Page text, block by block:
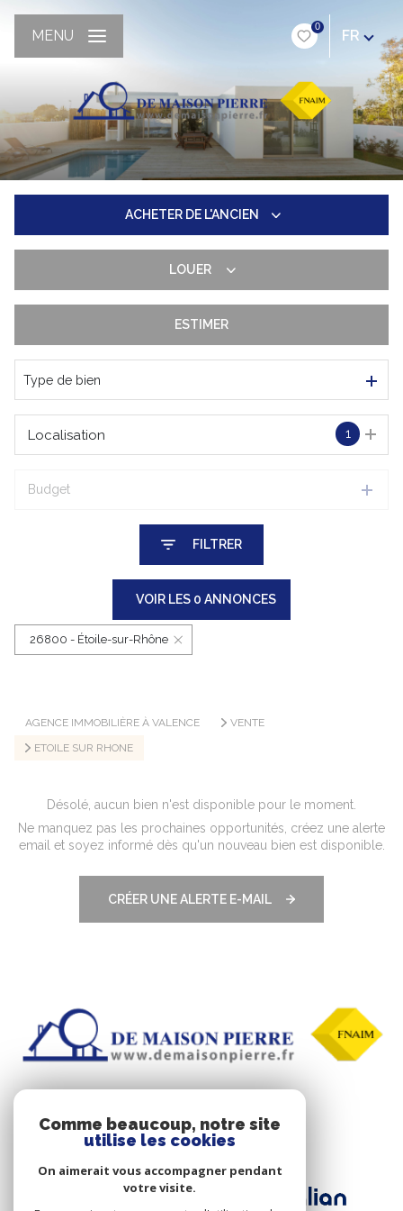
0
FR
MENU
ACHETER DE L'ANCIEN
Du neuf
LOUER
De l'immo pro
ESTIMER
Type de bien
1
Localisation
Budget
FILTRER
VOIR LES 0 ANNONCES
26800 - Étoile-sur-Rhône
AGENCE IMMOBILIÈRE À VALENCE
VENTE
ETOILE SUR RHONE
Désolé, aucun bien n'est disponible pour le moment.
Ne manquez pas les prochaines opportunités, créez une alerte
email et soyez informé dès qu'un nouveau bien est disponible.
CRÉER UNE ALERTE E-MAIL
ADHÉRENTS
Comme beaucoup, notre site
utilise les cookies
On aimerait vous accompagner pendant
votre visite.